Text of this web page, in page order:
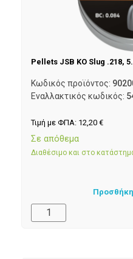
Pellets JSB KO Slug .218,
Κωδικός προϊόντος:
Εναλλακτικός κωδικός:
Τιμή με ΦΠΑ: 12,20 €
Σε απόθεμα
Διαθέσιμο και στο